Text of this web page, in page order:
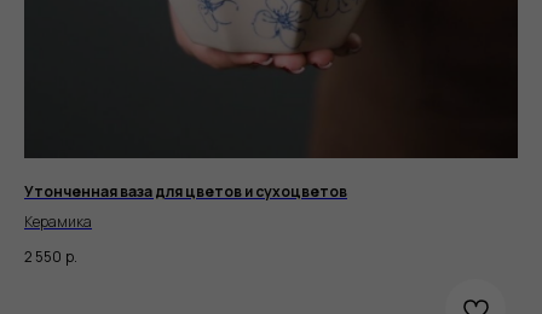
Утонченная ваза для цветов и сухоцветов
Керамика
2 550 р.